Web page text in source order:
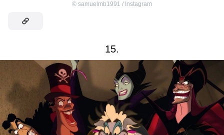
© samuelmb1991 / Instagram
15.